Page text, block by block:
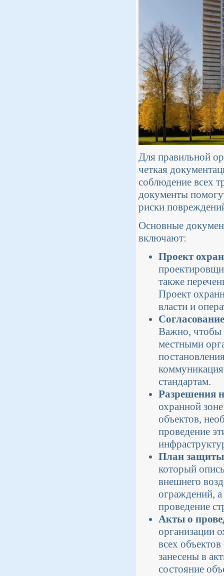
Для правильной
четкая
соблюдение всех
документы
риски
Основные
включают:
Проект
также
Проект
власти и
Важно, чтобы
местными
стандартам.
Разрешения
охранной
объектов,
проведение
План защиты
который
внешнего
ограждений,
проведение
Акты о
организации
всех
занесены в
состояние